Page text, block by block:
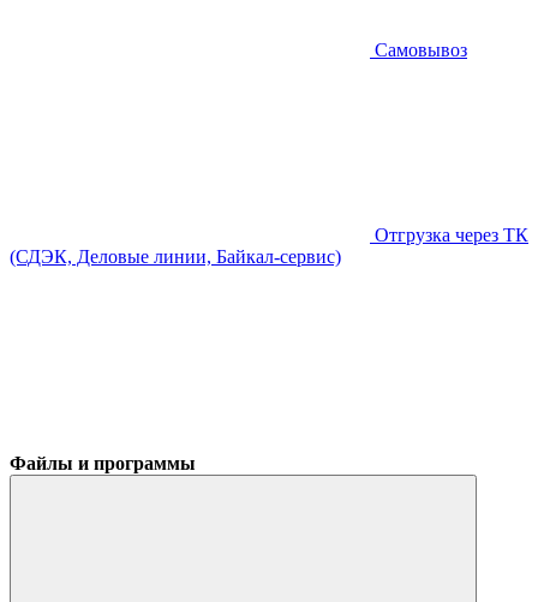
Самовывоз
Отгрузка через ТК
(СДЭК, Деловые линии, Байкал-сервис)
Файлы и программы